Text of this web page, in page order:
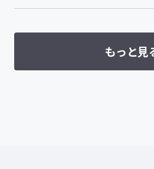
もっと見